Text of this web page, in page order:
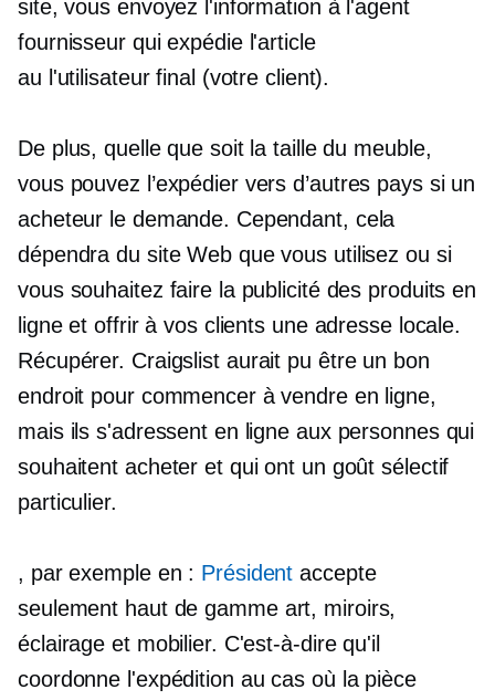
site, vous envoyez l'information à l'agent
fournisseur qui expédie l'article
au l'utilisateur final (votre client).
De plus, quelle que soit la taille du meuble,
vous pouvez l’expédier vers d’autres pays si un
acheteur le demande. Cependant, cela
dépendra du site Web que vous utilisez ou si
vous souhaitez faire la publicité des produits en
ligne et offrir à vos clients une adresse locale.
Récupérer. Craigslist aurait pu être un bon
endroit pour commencer à vendre en ligne,
mais ils s'adressent en ligne aux personnes qui
souhaitent acheter et qui ont un goût sélectif
particulier.
, par exemple en : Président accepte
seulement haut de gammeart, miroirs,
éclairage et mobilier. C'est-à-dire qu'il
coordonne l'expédition au cas où la pièce